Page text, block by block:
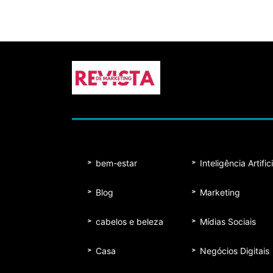
bem-estar
Blog
cabelos e beleza
Casa
Inteligência
Marketing
Mídias Sociais
Negócios Digitais